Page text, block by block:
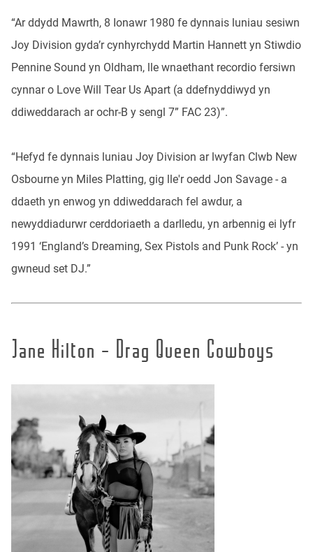
“Ar ddydd Mawrth, 8 Ionawr 1980 fe dynnais luniau sesiwn
Joy Division gyda’r cynhyrchydd Martin Hannett yn Stiwdio
Pennine Sound yn Oldham, lle wnaethant recordio fersiwn
cynnar o Love Will Tear Us Apart (a ddefnyddiwyd yn
ddiweddarach ar ochr-B y sengl 7” FAC 23)”.
“Hefyd fe dynnais luniau Joy Division ar lwyfan Clwb New
Osbourne yn Miles Platting, gig lle'r oedd Jon Savage - a
ddaeth yn enwog yn ddiweddarach fel awdur, a
newyddiadurwr cerddoriaeth a darlledu, yn arbennig ei lyfr
1991 ‘England’s Dreaming, Sex Pistols and Punk Rock’ - yn
gwneud set DJ.”
Jane Hilton - Drag Queen Cowboys